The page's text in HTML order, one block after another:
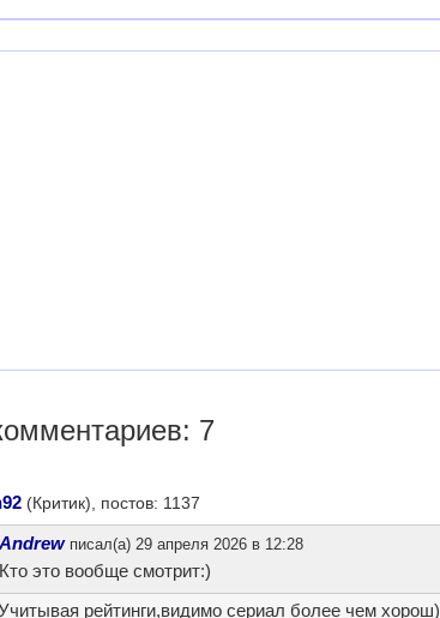
7
(Критик), постов: 1137
Andrewписал(а) 29 апреля 2026 в 12:28
Кто это вообще смотрит:)
рейтинги,видимо сериал более чем хорош)